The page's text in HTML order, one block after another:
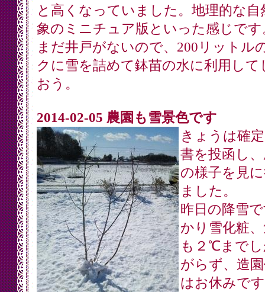
と高くなっていました。地理的な自
象のミニチュア版といった感じです
まだ井戸がないので、200リットル
クに雪を詰めて鉢苗の水に利用して
おう。
2014-02-05 農園も雪景色です
きょうは確
書を投函し
の様子を見
ました。
昨日の降雪
かり雪化粧
も２℃まで
がらず、造
はお休みで